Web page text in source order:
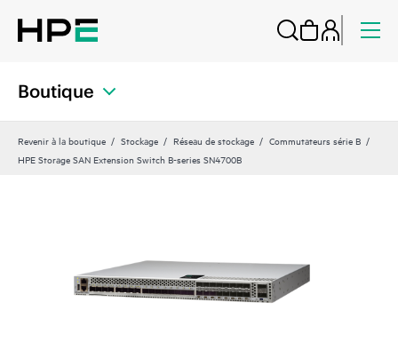
Boutique
Revenir à la boutique Stockage Réseau de stockage
Commutateurs série B
HPE Storage SAN Extension Switch B-series SN4700B